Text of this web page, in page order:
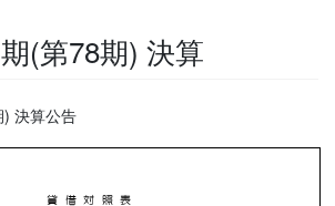
(第78期) 決算
決算公告